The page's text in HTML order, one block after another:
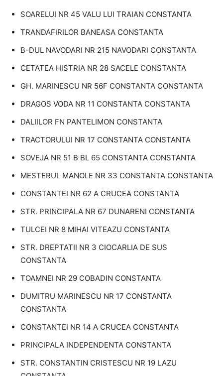
SOARELUI NR 45 VALU LUI TRAIAN CONSTANTA
TRANDAFIRILOR BANEASA CONSTANTA
B-DUL NAVODARI NR 215 NAVODARI CONSTANTA
CETATEA HISTRIA NR 28 SACELE CONSTANTA
GH. MARINESCU NR 56F CONSTANTA CONSTANTA
DRAGOS VODA NR 11 CONSTANTA CONSTANTA
DALIILOR FN PANTELIMON CONSTANTA
TRACTORULUI NR 17 CONSTANTA CONSTANTA
SOVEJA NR 51 B BL 65 CONSTANTA CONSTANTA
MESTERUL MANOLE NR 33 CONSTANTA CONSTANTA
CONSTANTEI NR 62 A CRUCEA CONSTANTA
STR. PRINCIPALA NR 67 DUNARENI CONSTANTA
TULCEI NR 8 MIHAI VITEAZU CONSTANTA
STR. DREPTATII NR 3 CIOCARLIA DE SUS
CONSTANTA
TOAMNEI NR 29 COBADIN CONSTANTA
DUMITRU MARINESCU NR 17 CONSTANTA
CONSTANTA
CONSTANTEI NR 14 A CRUCEA CONSTANTA
PRINCIPALA INDEPENDENTA CONSTANTA
STR. CONSTANTIN CRISTESCU NR 19 LAZU